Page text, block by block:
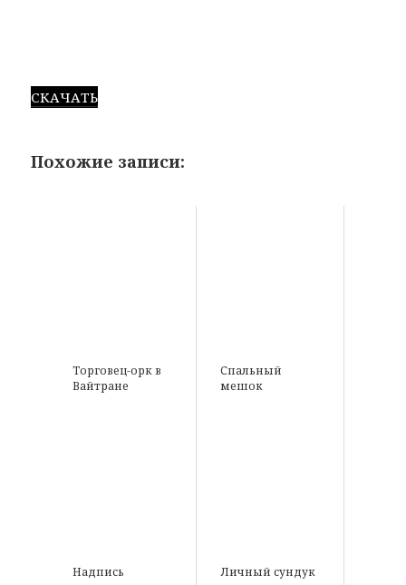
СКАЧАТЬ
Похожие записи:
Торговец-орк в
Вайтране
Спальный
мешок
Надпись Личный сундук